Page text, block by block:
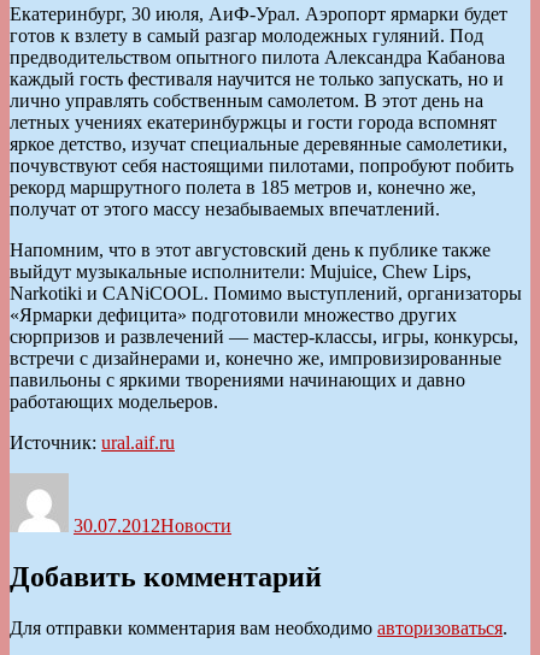
Екатеринбург, 30 июля, АиФ-Урал. Аэропорт ярмарки будет
готов к взлету в самый разгар молодежных гуляний. Под
предводительством опытного пилота Александра Кабанова
каждый гость фестиваля научится не только запускать, но и
лично управлять собственным самолетом. В этот день на
летных учениях екатеринбуржцы и гости города вспомнят
яркое детство, изучат специальные деревянные самолетики,
почувствуют себя настоящими пилотами, попробуют побить
рекорд маршрутного полета в 185 метров и, конечно же,
получат от этого массу незабываемых впечатлений.
Напомним, что в этот августовский день к публике также
выйдут музыкальные исполнители: Mujuice, Chew Lips,
Narkotiki и CANiCOOL. Помимо выступлений, организаторы
«Ярмарки дефицита» подготовили множество других
сюрпризов и развлечений — мастер-классы, игры, конкурсы,
встречи с дизайнерами и, конечно же, импровизированные
павильоны с яркими творениями начинающих и давно
работающих модельеров.
Источник: ural.aif.ru
30.07.2012Новости
Добавить комментарий
Для отправки комментария вам необходимо авторизоваться.